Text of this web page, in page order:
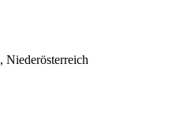
Niederösterreich